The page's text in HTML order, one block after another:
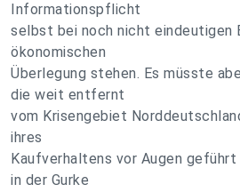
Informationspflicht
selbst bei noch nicht eindeutigen
ökonomischen
Überlegung stehen. Es müsste
die weit entfernt
vom Krisengebiet
ihres
Kaufverhaltens vor Augen geführt
in der Gurke